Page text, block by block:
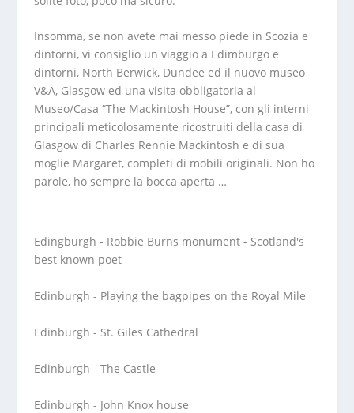
Insomma, se non avete mai messo piede in Scozia e
dintorni, vi consiglio un viaggio a Edimburgo e
dintorni, North Berwick, Dundee ed il nuovo museo
V&A, Glasgow ed una visita obbligatoria al
Museo/Casa “The Mackintosh House”, con gli interni
principali meticolosamente ricostruiti della casa di
Glasgow di Charles Rennie Mackintosh e di sua
moglie Margaret, completi di mobili originali. Non ho
parole, ho sempre la bocca aperta …
Edingburgh - Robbie Burns monument - Scotland's
best known poet
Edinburgh - Playing the bagpipes on the Royal Mile
Edinburgh - St. Giles Cathedral
Edinburgh - The Castle
Edinburgh - John Knox house